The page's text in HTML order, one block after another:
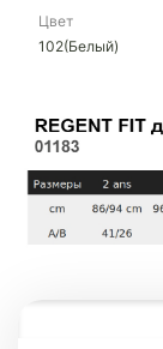
Цвет
102(Белый)